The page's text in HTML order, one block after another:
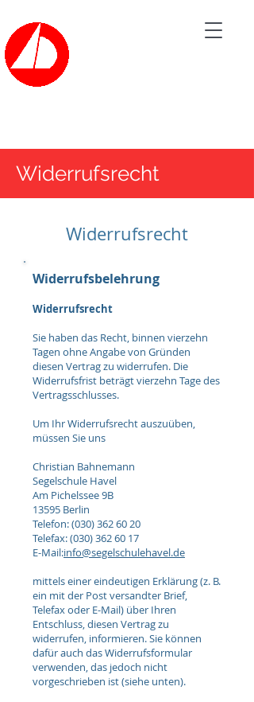
Widerrufsrecht
Widerrufsrecht
Widerrufsbelehrung
Widerrufsrecht
Sie haben das Recht, binnen vierzehn
Tagen ohne Angabe von Gründen
diesen Vertrag zu widerrufen. Die
Widerrufsfrist beträgt vierzehn Tage des
Vertragsschlusses.
Um Ihr Widerrufsrecht auszuüben,
müssen Sie uns
Christian Bahnemann
Segelschule Havel
Am Pichelssee 9B
13595 Berlin
Telefon: (030) 362 60 20
Telefax: (030) 362 60 17
E-Mail:info@segelschulehavel.de
mittels einer eindeutigen Erklärung (z. B.
ein mit der Post versandter Brief,
Telefax oder E-Mail) über Ihren
Entschluss, diesen Vertrag zu
widerrufen, informieren. Sie können
dafür auch das Widerrufsformular
verwenden, das jedoch nicht
vorgeschrieben ist (siehe unten).